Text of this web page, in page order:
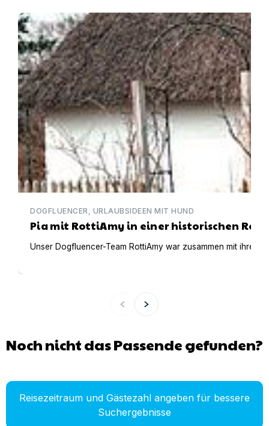
Pia mit RottiAmy in einer historischen Reetdachkate in
DOGFLUENCER, URLAUBSIDEEN MIT HUND
Pia mit RottiAmy in einer historischen
Unser Dogfluencer-Team RottiAmy war zusammen mit ihren
Noch nicht das Passende gefunden?
Reisezeitraum und Gästezahl angeben für bessere
Suchergebnisse